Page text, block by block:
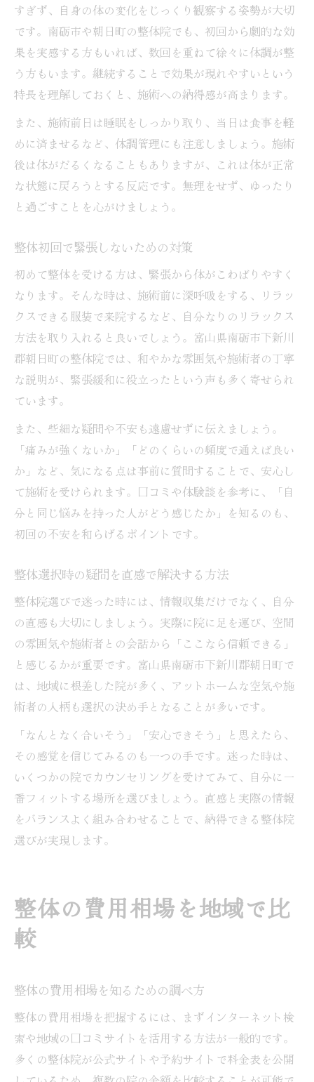
すぎず、自身の体の変化をじっくり観察する姿勢が大切
です。南砺市や朝日町の整体院でも、初回から劇的な効
果を実感する方もいれば、数回を重ねて徐々に体調が整
う方もいます。継続することで効果が現れやすいという
特長を理解しておくと、施術への納得感が高まります。
また、施術前日は睡眠をしっかり取り、当日は食事を軽
めに済ませるなど、体調管理にも注意しましょう。施術
後は体がだるくなることもありますが、これは体が正常
な状態に戻ろうとする反応です。無理をせず、ゆったり
と過ごすことを心がけましょう。
整体初回で緊張しないための対策
初めて整体を受ける方は、緊張から体がこわばりやすく
なります。そんな時は、施術前に深呼吸をする、リラッ
クスできる服装で来院するなど、自分なりのリラックス
方法を取り入れると良いでしょう。富山県南砺市下新川
郡朝日町の整体院では、和やかな雰囲気や施術者の丁寧
な説明が、緊張緩和に役立ったという声も多く寄せられ
ています。
また、些細な疑問や不安も遠慮せずに伝えましょう。
「痛みが強くないか」「どのくらいの頻度で通えば良い
か」など、気になる点は事前に質問することで、安心し
て施術を受けられます。口コミや体験談を参考に、「自
分と同じ悩みを持った人がどう感じたか」を知るのも、
初回の不安を和らげるポイントです。
整体選択時の疑問を直感で解決する方法
整体院選びで迷った時には、情報収集だけでなく、自分
の直感も大切にしましょう。実際に院に足を運び、空間
の雰囲気や施術者との会話から「ここなら信頼できる」
と感じるかが重要です。富山県南砺市下新川郡朝日町で
は、地域に根差した院が多く、アットホームな空気や施
術者の人柄も選択の決め手となることが多いです。
「なんとなく合いそう」「安心できそう」と思えたら、
その感覚を信じてみるのも一つの手です。迷った時は、
いくつかの院でカウンセリングを受けてみて、自分に一
番フィットする場所を選びましょう。直感と実際の情報
をバランスよく組み合わせることで、納得できる整体院
選びが実現します。
整体の費用相場を地域で比
較
整体の費用相場を知るための調べ方
整体の費用相場を把握するには、まずインターネット検
索や地域の口コミサイトを活用する方法が一般的です。
多くの整体院が公式サイトや予約サイトで料金表を公開